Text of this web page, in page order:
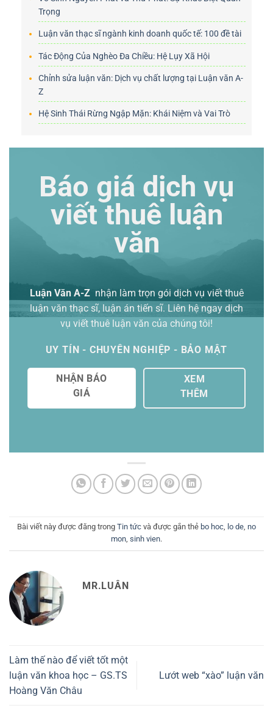
Trọng
Luận văn thạc sĩ ngành kinh doanh quốc tế: 100 đề tài
Tác Động Của Nghèo Đa Chiều: Hệ Lụy Xã Hội
Chỉnh sửa luận văn: Dịch vụ chất lượng tại Luận văn A-
Z
Hệ Sinh Thái Rừng Ngập Mặn: Khái Niệm và Vai Trò
Báo giá dịch vụ
viết thuê luận
văn
Luận Văn A-Z nhận làm trọn gói dịch vụ viết thuê
luận văn thạc sĩ, luận án tiến sĩ. Liên hệ ngay dịch
vụ viết thuê luận văn của chúng tôi!
UY TÍN - CHUYÊN NGHIỆP - BẢO MẬT
NHẬN BÁO
GIÁ
XEM
THÊM
Bài viết này được đăng trong Tin tức và được gắn thẻ bo hoc, lo de, no
mon, sinh vien.
MR.LUÂN
Làm thế nào để viết tốt một
luận văn khoa học – GS.TS
Hoàng Văn Châu
Lướt web “xào” luận văn